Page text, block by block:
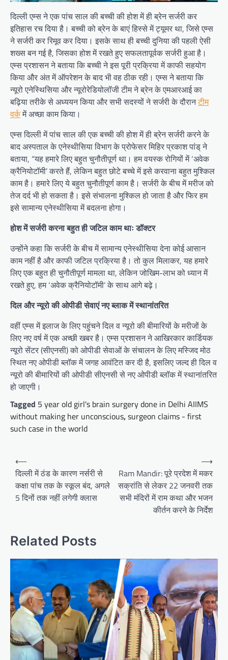
दिल्ली एम्स ने एक पांच साल की बच्ची की होश में ही ब्रेन सर्जरी कर
इतिहास रच दिया है। बच्ची को ब्रेन के बाएं हिस्से में ट्यूमर था, जिसे एम्स
ने सर्जरी कर रिमूव कर दिया। इसके साथ ही बच्ची दुनिया की पहली ऐसी
शख्स बन गई है, जिसका होश में रखते हुए सफलतापूर्वक सर्जरी हुआ है।
एम्स प्रशासन ने बताया कि बच्ची ने इस पूरी प्रक्रिया में काफी सहयोग
किया और अंत में ऑपरेशन के बाद भी वह ठीक रही। एम्स ने बताया कि
न्यूरो एनेस्थिसिया और न्यूरोरेडियोलॉजी टीम ने ब्रेन के एमआरआई का
बढ़िया तरीके से अध्ययन किया और सभी सदस्यों ने सर्जरी के दौरानटीम
वर्कमें अच्छा काम किया।
एम्स दिल्ली में पांच साल की एक बच्ची की होश में ही ब्रेन सर्जरी करने के
बाद अस्पताल के एनेस्थीसिया विभाग के प्रोफेसर मिहिर प्रकाश पांड् ने
बताया, “यह हमारे लिए बहुत चुनौतीपूर्ण था। हम वयस्क रोगियों में ‘अवेक
क्रैनियोटॉमी’ करते हैं, लेकिन बहुत छोटे बच्चे में इसे करवाना बहुत मुश्किल
काम है। हमारे लिए ये बहुत चुनौतीपूर्ण काम है। सर्जरी के बीच में मरीज को
तेज दर्द भी हो सकता है। इसे संभालना मुश्किल हो जाता है और फिर हम
इसे सामान्य एनेस्थीसिया में बदलना होगा।
होश में सर्जरी करना बहुत ही जटिल काम थाः डॉक्टर
उन्होंने कहा कि सर्जरी के बीच में सामान्य एनेस्थीसिया देना कोई आसान
काम नहीं है और काफी जटिल प्रक्रिया है। तो कुल मिलाकर, यह हमारे
लिए एक बहुत ही चुनौतीपूर्ण मामला था, लेकिन जोखिम-लाभ को ध्यान में
रखते हुए, हम ‘अवेक क्रैनियोटॉमी’ के साथ आगे बढ़े।
दिल और न्यूरो की ओपीडी सेवाएं नए ब्लाक में स्थानांतरित
वहीं एम्स में इलाज के लिए पहुंचने दिल व न्यूरो की बीमारियों के मरीजों के
लिए नए वर्ष में एक अच्छी खबर है। एम्स प्रशासन ने आखिरकार कार्डियक
न्यूरो सेंटर (सीएनसी) को ओपीडी सेवाओं के संचालन के लिए मस्जिद मोठ
स्थित नए ओपीडी ब्लॉक में जगह आवंटित कर दी है, इसलिए जल्द ही दिल व
न्यूरो की बीमारियों की ओपीडी सीएनसी से नए ओपीडी ब्लॉक में स्थानांतरित
हो जाएगी।
Tagged 5 year old girl's brain surgery done in Delhi AIIMS
without making her unconscious,surgeon claims - first
such case in the world
Post
navigation
⟵
दिल्ली में ठंड के कारण नर्सरी से
कक्षा पांच तक के स्कूल बंद, अगले
5 दिनों तक नहीं लगेगी क्लास
Ram Mandir: पूरे प्रदेश में मकर
सक्रांति से लेकर 22 जनवरी तक
सभी मंदिरों में राम कथा और भजन
कीर्तन करने के निर्देश
⟶
Related Posts